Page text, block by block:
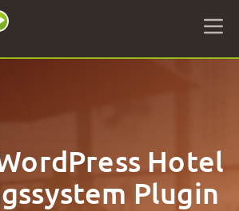
Hotel
Plugin